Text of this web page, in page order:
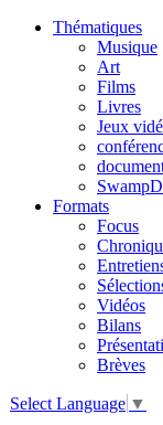
Thématiques
Musique
Art
Films
Livres
Jeux
Formats
Focus
Vidéos
Bilans
Brèves
Select Language ▼